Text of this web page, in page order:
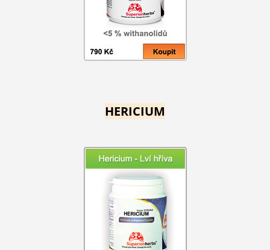
HERICIUM